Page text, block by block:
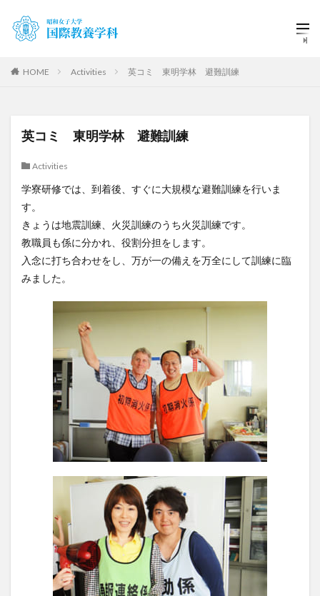
HOME Activities 英コミ 東明学林 避難訓練
英コミ 東明学林 避難訓練
Activities
学寮研修では、到着後、すぐに大規模な避難訓練を行いま
す。
きょうは地震訓練、火災訓練のうち火災訓練です。
教職員も係に分かれ、役割分担をします。
入念に打ち合わせをし、万が一の備えを万全にして訓練に臨
みました。